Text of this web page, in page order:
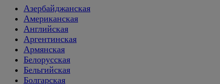
Азербайджанская
Американская
Английская
Аргентинская
Армянская
Белорусская
Бельгийская
Болгарская